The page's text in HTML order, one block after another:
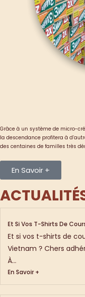
Grâce à un système de micro-
la descendance profitera à
des centaines de familles très
En Savoir +
Et Si Vos T-Shirts De
Et si vos t-shirts de
Vietnam ? Chers
À...
En Savoir +